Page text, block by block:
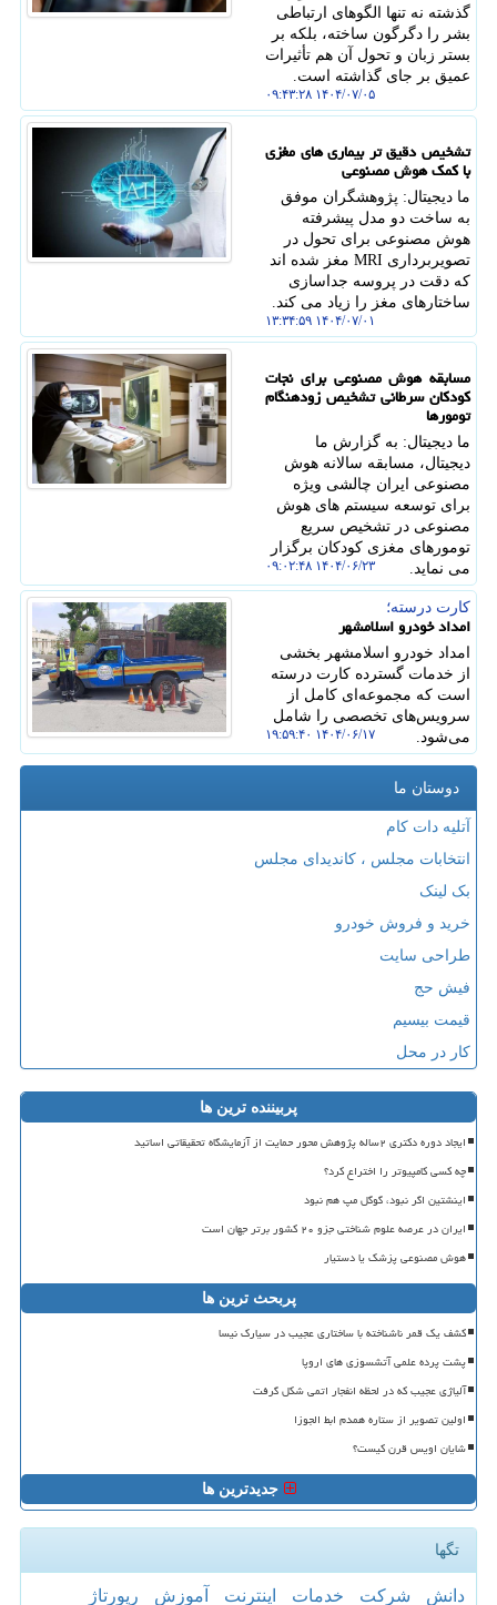
گذشته نه تنها الگوهای ارتباطی
بشر را دگرگون ساخته، بلکه بر
بستر زبان و تحول آن هم تأثیرات
عمیق بر جای گذاشته است.
۱۴۰۴/۰۷/۰۵ ۰۹:۴۳:۲۸
تشخیص دقیق تر بیماری های مغزی
با کمک هوش مصنوعی
ما دیجیتال: پژوهشگران موفق
به ساخت دو مدل پیشرفته
هوش مصنوعی برای تحول در
تصویربرداری MRI مغز شده اند
که دقت در پروسه جداسازی
ساختارهای مغز را زیاد می کند.
۱۴۰۴/۰۷/۰۱ ۱۳:۳۴:۵۹
مسابقه هوش مصنوعی برای نجات
کودکان سرطانی تشخیص زودهنگام
تومورها
ما دیجیتال: به گزارش ما
دیجیتال، مسابقه سالانه هوش
مصنوعی ایران چالشی ویژه
برای توسعه سیستم های هوش
مصنوعی در تشخیص سریع
تومورهای مغزی کودکان برگزار
می نماید.
۱۴۰۴/۰۶/۲۳ ۰۹:۰۲:۴۸
کارت درسته؛
امداد خودرو اسلامشهر
امداد خودرو اسلامشهر بخشی
از خدمات گسترده کارت درسته
است که مجموعه‌ای کامل از
سرویس‌های تخصصی را شامل
می‌شود.
۱۴۰۴/۰۶/۱۷ ۱۹:۵۹:۴۰
دوستان ما
آتلیه دات کام
انتخابات مجلس ، کاندیدای مجلس
بک لینک
خرید و فروش خودرو
طراحی سایت
فیش حج
قیمت بیسیم
کار در محل
پربیننده ترین ها
ایجاد دوره دکتری ۲ساله پژوهش محور حمایت از آزمایشگاه تحقیقاتی اساتید
چه کسی کامپیوتر را اختراع کرد؟
اینشتین اگر نبود، گوگل مپ هم نبود
ایران در عرصه علوم شناختی جزو ۲۰ کشور برتر جهان است
هوش مصنوعی پزشک یا دستیار
پربحث ترین ها
کشف یک قمر ناشناخته با ساختاری عجیب در سیارک نیسا
پشت پرده علمی آتشسوزی های اروپا
آلیاژی عجیب که در لحظه انفجار اتمی شکل گرفت
اولین تصویر از ستاره همدم ابط الجوزا
شایان اویس قرن کیست؟
جدیدترین ها
تگها
دانش شركت خدمات اینترنت آموزش رپورتاژ